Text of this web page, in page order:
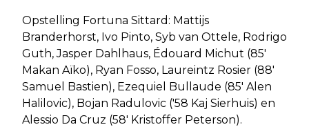
Opstelling Fortuna Sittard: Mattijs
Branderhorst, Ivo Pinto, Syb van Ottele, Rodrigo
Guth, Jasper Dahlhaus, Édouard Michut (85'
Makan Aïko), Ryan Fosso, Laureintz Rosier (88'
Samuel Bastien), Ezequiel Bullaude (85' Alen
Halilovic), Bojan Radulovic ('58 Kaj Sierhuis) en
Alessio Da Cruz (58' Kristoffer Peterson).